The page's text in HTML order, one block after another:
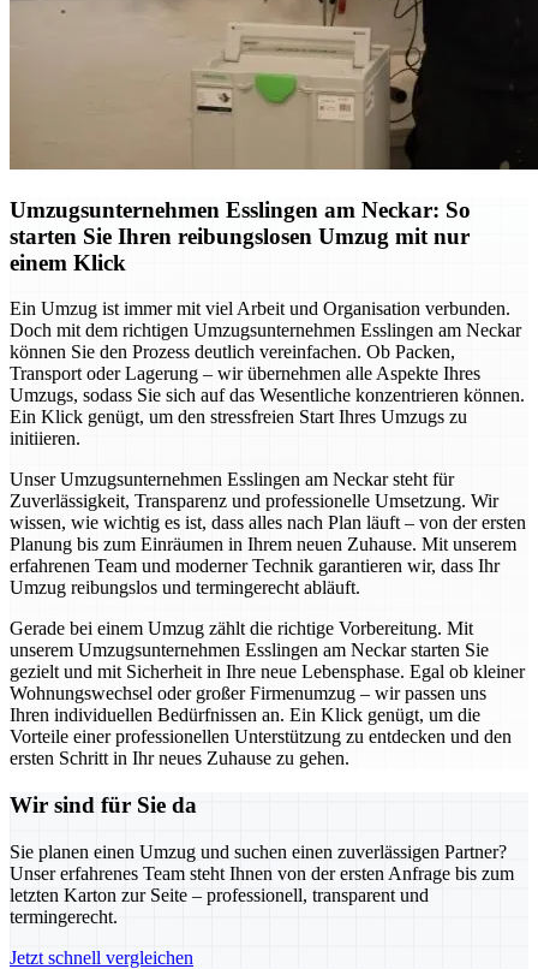
Umzugsunternehmen Esslingen am Neckar: So
starten Sie Ihren reibungslosen Umzug mit nur
einem Klick
Ein Umzug ist immer mit viel Arbeit und Organisation verbunden.
Doch mit dem richtigen Umzugsunternehmen Esslingen am Neckar
können Sie den Prozess deutlich vereinfachen. Ob Packen,
Transport oder Lagerung – wir übernehmen alle Aspekte Ihres
Umzugs, sodass Sie sich auf das Wesentliche konzentrieren können.
Ein Klick genügt, um den stressfreien Start Ihres Umzugs zu
initiieren.
Unser Umzugsunternehmen Esslingen am Neckar steht für
Zuverlässigkeit, Transparenz und professionelle Umsetzung. Wir
wissen, wie wichtig es ist, dass alles nach Plan läuft – von der ersten
Planung bis zum Einräumen in Ihrem neuen Zuhause. Mit unserem
erfahrenen Team und moderner Technik garantieren wir, dass Ihr
Umzug reibungslos und termingerecht abläuft.
Gerade bei einem Umzug zählt die richtige Vorbereitung. Mit
unserem Umzugsunternehmen Esslingen am Neckar starten Sie
gezielt und mit Sicherheit in Ihre neue Lebensphase. Egal ob kleiner
Wohnungswechsel oder großer Firmenumzug – wir passen uns
Ihren individuellen Bedürfnissen an. Ein Klick genügt, um die
Vorteile einer professionellen Unterstützung zu entdecken und den
ersten Schritt in Ihr neues Zuhause zu gehen.
Wir sind für Sie da
Sie planen einen Umzug und suchen einen zuverlässigen Partner?
Unser erfahrenes Team steht Ihnen von der ersten Anfrage bis zum
letzten Karton zur Seite – professionell, transparent und
termingerecht.
Jetzt schnell vergleichen